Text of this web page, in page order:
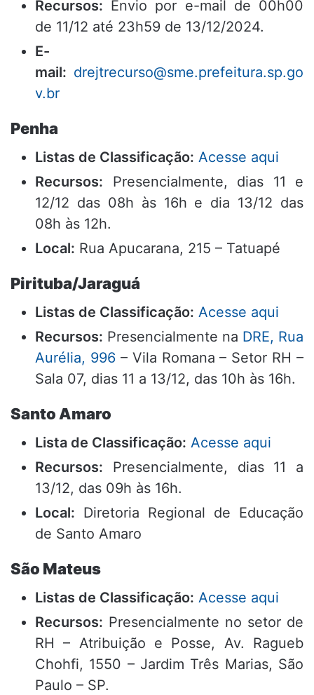
Recursos: Envio por e-mail de 00h00
de 11/12 até 23h59 de 13/12/2024.
E-
mail: drejtrecurso@sme.prefeitura.sp.go
v.br
Penha
Listas de Classificação: Acesse aqui
Recursos: Presencialmente, dias 11 e
12/12 das 08h às 16h e dia 13/12 das
08h às 12h.
Local: Rua Apucarana, 215 – Tatuapé
Pirituba/Jaraguá
Listas de Classificação: Acesse aqui
Recursos: Presencialmente na DRE, Rua
Aurélia, 996– Vila Romana – Setor RH –
Sala 07, dias 11 a 13/12, das 10h às 16h.
Santo Amaro
Lista de Classificação: Acesse aqui
Recursos: Presencialmente, dias 11 a
13/12, das 09h às 16h.
Local: Diretoria Regional de Educação
de Santo Amaro
São Mateus
Listas de Classificação: Acesse aqui
Recursos: Presencialmente no setor de
RH – Atribuição e Posse, Av. Ragueb
Chohfi, 1550 – Jardim Três Marias, São
Paulo – SP.